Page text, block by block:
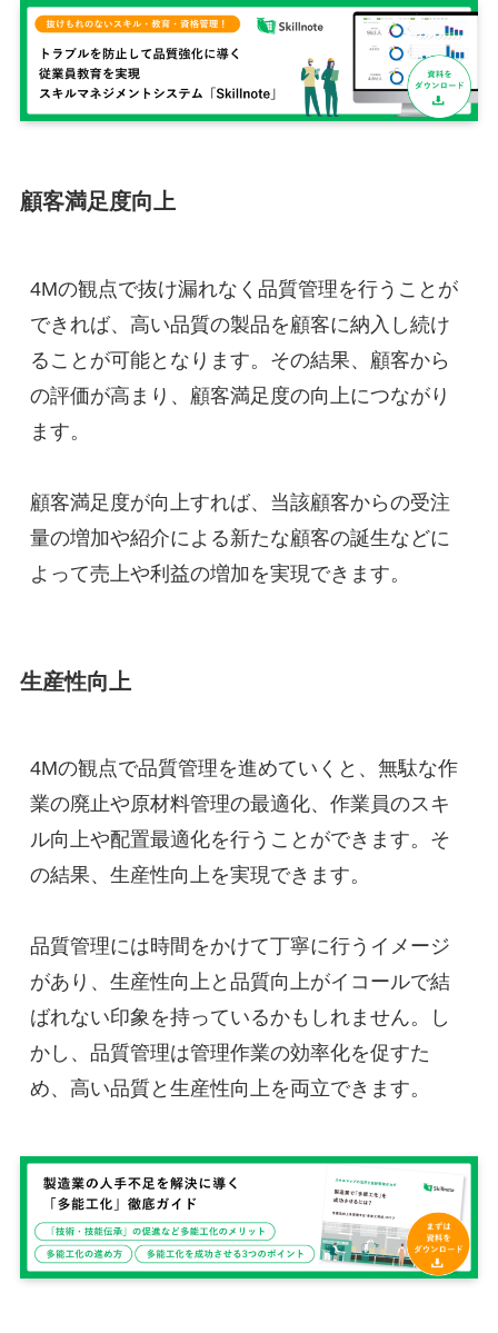
顧客満足度向上
4Mの観点で抜け漏れなく品質管理を行うことが
できれば、高い品質の製品を顧客に納入し続け
ることが可能となります。その結果、顧客から
の評価が高まり、顧客満足度の向上につながり
ます。
顧客満足度が向上すれば、当該顧客からの受注
量の増加や紹介による新たな顧客の誕生などに
よって売上や利益の増加を実現できます。
生産性向上
4Mの観点で品質管理を進めていくと、無駄な作
業の廃止や原材料管理の最適化、作業員のスキ
ル向上や配置最適化を行うことができます。そ
の結果、生産性向上を実現できます。
品質管理には時間をかけて丁寧に行うイメージ
があり、生産性向上と品質向上がイコールで結
ばれない印象を持っているかもしれません。し
かし、品質管理は管理作業の効率化を促すた
め、高い品質と生産性向上を両立できます。